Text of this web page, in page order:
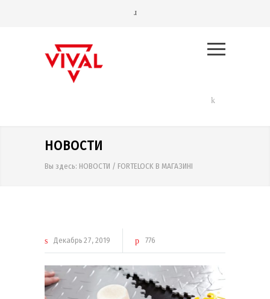
НОВОСТИ
Вы здесь: НОВОСТИ / FORTELOCK В МАГАЗИНІ
Декабрь 27 2019 776